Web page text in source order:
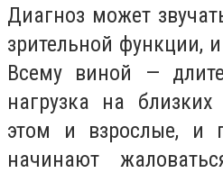
Диагноз может
зрительной функции,
Всему виной —
нагрузка на
этом и взрослые, и
начинают